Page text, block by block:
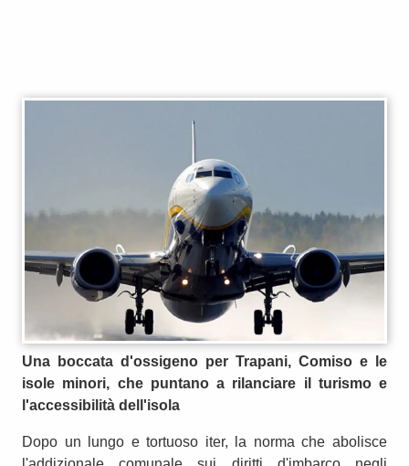
Una boccata d'ossigeno per Trapani, Comiso e le
isole minori, che puntano a rilanciare il turismo e
l'accessibilità dell'isola
Dopo un lungo e tortuoso iter, la norma che abolisce